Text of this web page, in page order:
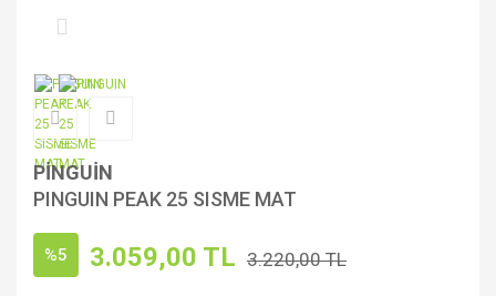
PİNGUİN
PINGUIN PEAK 25 SISME MAT
%5 3.059,00 TL 3.220,00 TL